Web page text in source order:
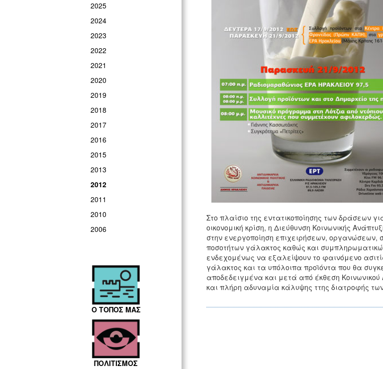
2025
2024
2023
2022
2021
2020
2019
2018
2017
2016
2015
2013
2012
2011
2010
2006
Ο ΤΟΠΟΣ ΜΑΣ
ΠΟΛΙΤΙΣΜΟΣ
Στο πλαίσιο της εντατικοποίησης των δράσεων
οικονομική κρίση, η Διεύθυνση Κοινωνικής
στην ενεργοποίηση επιχειρήσεων,
ποσοτήτων γάλακτος καθώς και
ενδεχομένως να εξαλείψουν το φαινόμενο
γάλακτος και τα υπόλοιπα προϊόντα που θα
αποδεδειγμένα και μετά από έκθεση
και πλήρη αδυναμία κάλυψης ττης διατροφής